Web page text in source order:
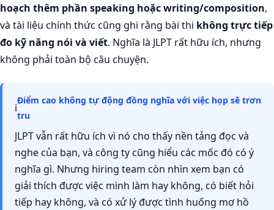
hoạch thêm phần speaking hoặc writing/composition,
và tài liệu chính thức cũng ghi rằng bài thi không trực tiếp
đo kỹ năng nói và viết. Nghĩa là JLPT rất hữu ích, nhưng
không phải toàn bộ câu chuyện.
ℹ
Điểm cao không tự động đồng nghĩa với việc họp sẽ trơn
tru
JLPT vẫn rất hữu ích vì nó cho thấy nền tảng đọc và
nghe của bạn, và công ty cũng hiểu các mốc đó có ý
nghĩa gì. Nhưng hiring team còn nhìn xem bạn có
giải thích được việc mình làm hay không, có biết hỏi
tiếp hay không, và có xử lý được tình huống mơ hồ